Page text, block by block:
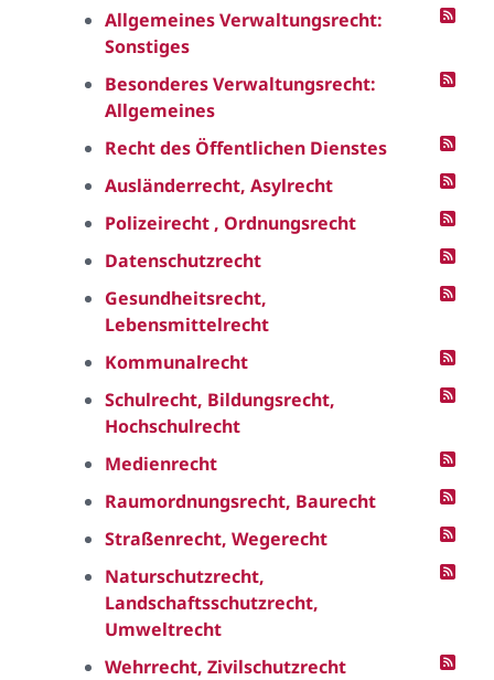
Allgemeines Verwaltungsrecht:
Sonstiges
Besonderes Verwaltungsrecht:
Allgemeines
Recht des Öffentlichen Dienstes
Ausländerrecht, Asylrecht
Polizeirecht , Ordnungsrecht
Datenschutzrecht
Gesundheitsrecht,
Lebensmittelrecht
Kommunalrecht
Schulrecht, Bildungsrecht,
Hochschulrecht
Medienrecht
Raumordnungsrecht, Baurecht
Straßenrecht, Wegerecht
Naturschutzrecht,
Landschaftsschutzrecht,
Umweltrecht
Wehrrecht, Zivilschutzrecht